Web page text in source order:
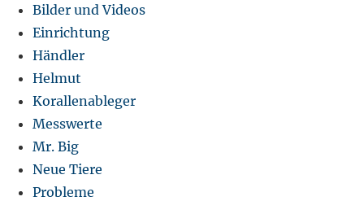
Bilder und Videos
Einrichtung
Händler
Helmut
Korallenableger
Messwerte
Mr. Big
Neue Tiere
Probleme